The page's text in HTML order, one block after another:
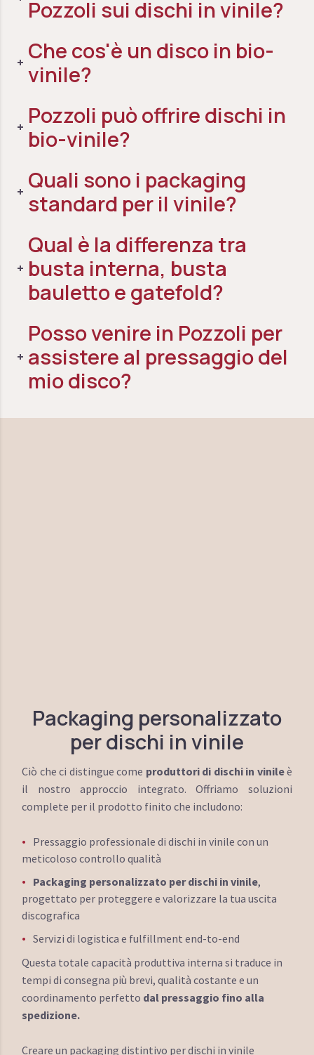
Pozzoli sui dischi in vinile?
Che cos'è un disco in bio-
vinile?
Pozzoli può offrire dischi in
bio-vinile?
Quali sono i packaging
standard per il vinile?
Qual è la differenza tra
busta interna, busta
bauletto e gatefold?
Posso venire in Pozzoli per
assistere al pressaggio del
mio disco?
Packaging personalizzato
per dischi in vinile
Ciò che ci distingue come produttori di dischi in vinileè
il nostro approccio integrato. Offriamo soluzioni
complete per il prodotto finito che includono:
Pressaggio professionale di dischi in vinile con un
meticoloso controllo qualità
Packaging personalizzato per dischi in vinile,
progettato per proteggere e valorizzare la tua uscita
discografica
Servizi di logistica e fulfillment end-to-end
Questa totale capacità produttiva interna si traduce in
tempi di consegna più brevi, qualità costante e un
coordinamento perfetto dal pressaggio fino alla
spedizione.
Creare un packaging distintivo per dischi in vinile